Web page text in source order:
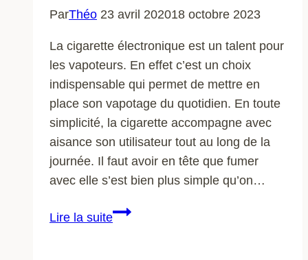
ParThéo 23 avril 202018 octobre 2023
La cigarette électronique est un talent pour
les vapoteurs. En effet c’est un choix
indispensable qui permet de mettre en
place son vapotage du quotidien. En toute
simplicité, la cigarette accompagne avec
aisance son utilisateur tout au long de la
journée. Il faut avoir en tête que fumer
avec elle s’est bien plus simple qu’on…
Lire la suiteCigarette